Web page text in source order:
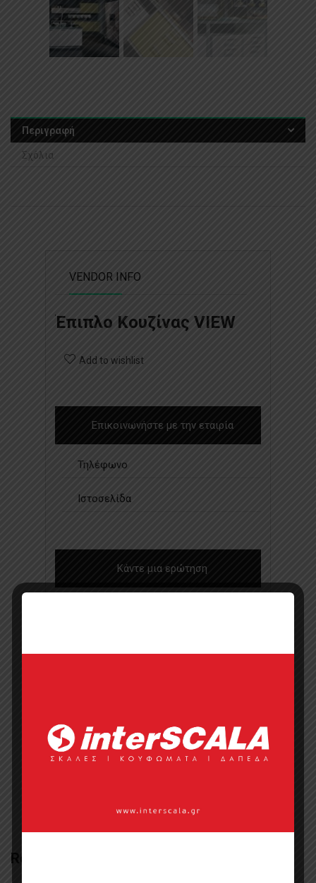
Περιγραφή
Σχόλια
VENDOR INFO
Έπιπλο Κουζίνας VIEW
Add to wishlist
Επικοινωνήστε με την εταιρία
Τηλέφωνο
Ιστοσελίδα
Κάντε μια ερώτηση
Related Products